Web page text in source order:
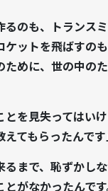
るのも、トランス
ケットを飛ばすのも
ために、世の中の
とを見失ってはい
てもらったんです
るまで、恥ずかし
がなかったんです